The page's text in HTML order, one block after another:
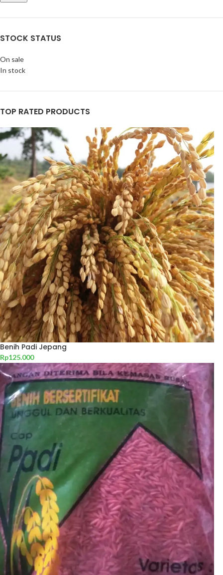
STOCK STATUS
On sale
In stock
TOP RATED PRODUCTS
Benih Padi Jepang
Rp125.000